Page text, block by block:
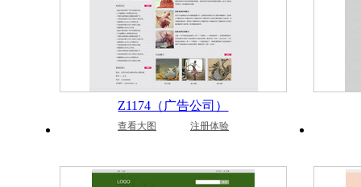
Z1174（广告公司）
查看大图 注册体验